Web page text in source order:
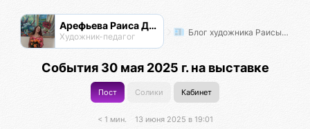
Арефьева Раиса Дмитриевна
Художник-педагог Блог художника Раисы Арефьевой
События 30 мая 2025 г. на выставке
Пост Солики Кабинет
< 1 мин. 13 июня 2025 в 19:01